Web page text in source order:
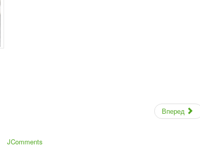
Вперед
JComments